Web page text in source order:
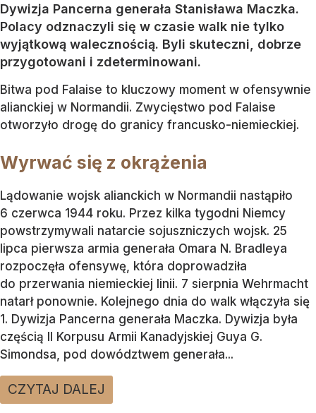
Dywizja Pancerna generała Stanisława Maczka.
Polacy odznaczyli się w czasie walk nie tylko
wyjątkową walecznością. Byli skuteczni, dobrze
przygotowani i zdeterminowani.
Bitwa pod Falaise to kluczowy moment w ofensywnie
alianckiej w Normandii. Zwycięstwo pod Falaise
otworzyło drogę do granicy francusko-niemieckiej.
Wyrwać się z okrążenia
Lądowanie wojsk alianckich w Normandii nastąpiło
6 czerwca 1944 roku. Przez kilka tygodni Niemcy
powstrzymywali natarcie sojuszniczych wojsk. 25
lipca pierwsza armia generała Omara N. Bradleya
rozpoczęła ofensywę, która doprowadziła
do przerwania niemieckiej linii. 7 sierpnia Wehrmacht
natarł ponownie. Kolejnego dnia do walk włączyła się
1. Dywizja Pancerna generała Maczka. Dywizja była
częścią II Korpusu Armii Kanadyjskiej Guya G.
Simondsa, pod dowództwem generała...
CZYTAJ DALEJ